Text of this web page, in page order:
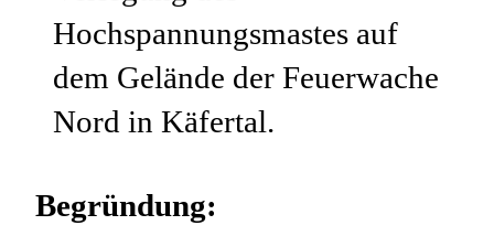
Hochspannungsmastes auf
dem Gelände der Feuerwache
Nord in Käfertal.
Begründung: